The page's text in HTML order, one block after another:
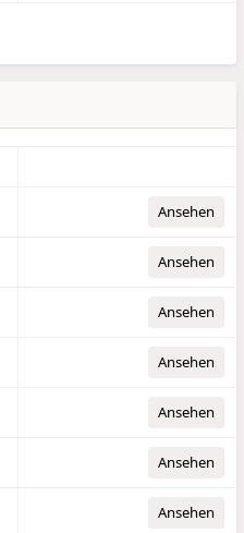
Ansehen
Ansehen
Ansehen
Ansehen
Ansehen
Ansehen
Ansehen